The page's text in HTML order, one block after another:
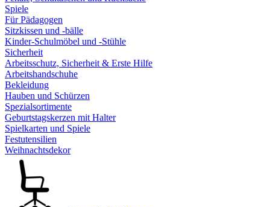
Spiele
Für Pädagogen
Sitzkissen und -bälle
Kinder-Schulmöbel und -Stühle
Sicherheit
Arbeitsschutz, Sicherheit & Erste Hilfe
Arbeitshandschuhe
Bekleidung
Hauben und Schürzen
Spezialsortimente
Geburtstagskerzen mit Halter
Spielkarten und Spiele
Festutensilien
Weihnachtsdekor